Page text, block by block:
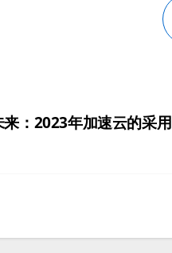
：2023年加速云的采用